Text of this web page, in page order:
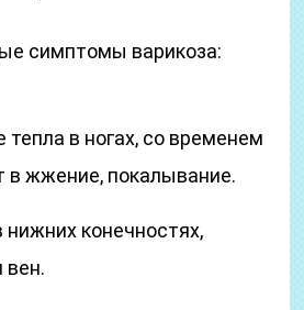
симптомы варикоза:
в ногах, со временем
в жжение, покалывание.
нижних конечностях,
вен.